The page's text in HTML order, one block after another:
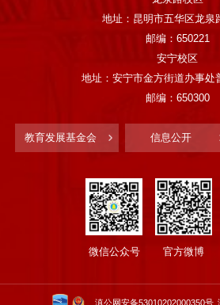
地址：昆明市五华区龙泉
邮编：650221
安宁校区
地址：安宁市金方街道办事处
邮编：650300
教育发展基金会 信息公开
微信公众号 官方微博
滇公网安备53010202000350号